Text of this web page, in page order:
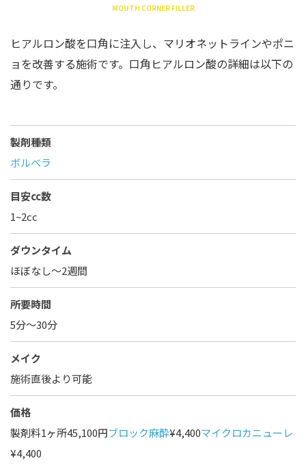
MOUTH CORNER FILLER
ヒアルロン酸を口角に注入し、マリオネットラインやポニ
ョを改善する施術です。口角ヒアルロン酸の詳細は以下の
通りです。
製剤種類
ボルベラ
目安cc数
1~2cc
ダウンタイム
ほぼなし〜2週間
所要時間
5分～30分
メイク
施術直後より可能
価格
製剤料1ヶ所45,100円ブロック麻酔¥4,400マイクロカニューレ
¥4,400